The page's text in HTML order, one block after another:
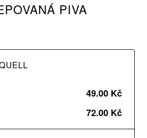
PIVA
49.00 Kč
72.00 Kč